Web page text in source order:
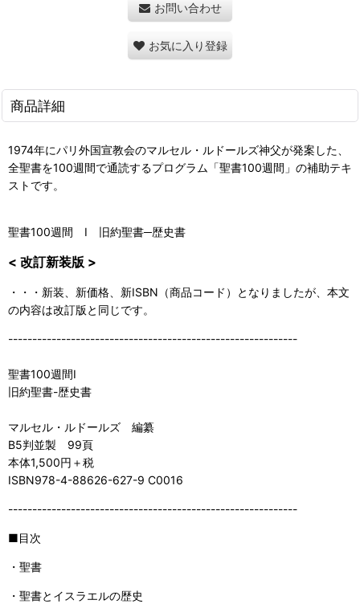
お問い合わせ
お気に入り登録
商品詳細
1974年にパリ外国宣教会のマルセル・ルドールズ神父が発案した、
全聖書を100週間で通読するプログラム「聖書100週間」の補助テキ
ストです。
聖書100週間 I 旧約聖書─歴史書
< 改訂新装版 >
・・・新装、新価格、新ISBN（商品コード）となりましたが、本文
の内容は改訂版と同じです。
------------------------------------------------------------
聖書100週間I
旧約聖書-歴史書
マルセル・ルドールズ 編纂
B5判並製 99頁
本体1,500円＋税
ISBN978-4-88626-627-9 C0016
------------------------------------------------------------
■目次
・聖書
・聖書とイスラエルの歴史